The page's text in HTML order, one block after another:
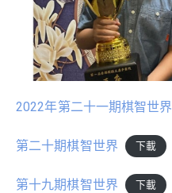
2022年第二十一期棋智世界
第二十期棋智世界 下載
第十九期棋智世界 下載